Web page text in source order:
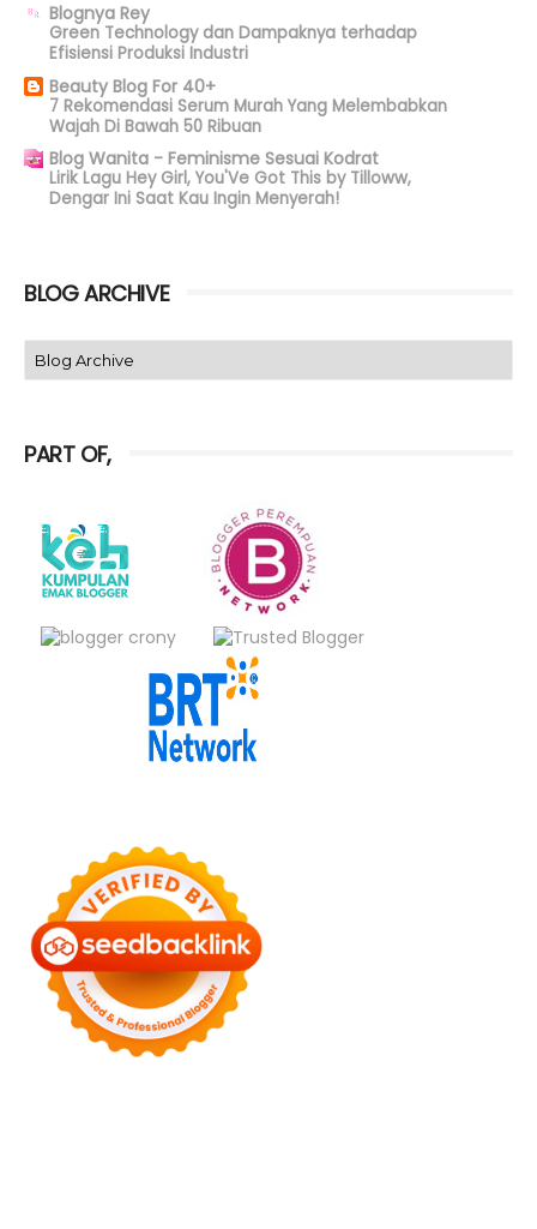
Blognya Rey
Green Technology dan Dampaknya terhadap
Efisiensi Produksi Industri
Beauty Blog For 40+
7 Rekomendasi Serum Murah Yang Melembabkan
Wajah Di Bawah 50 Ribuan
Blog Wanita - Feminisme Sesuai Kodrat
Lirik Lagu Hey Girl, You'Ve Got This by Tilloww,
Dengar Ini Saat Kau Ingin Menyerah!
BLOG ARCHIVE
PART OF,